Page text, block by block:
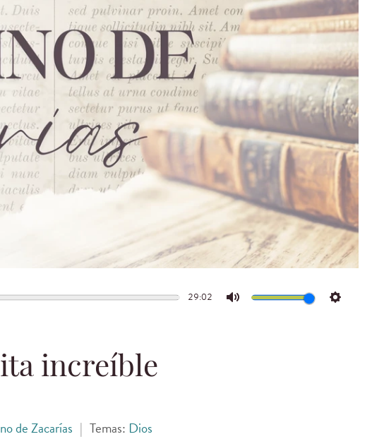
29:02
Mute Settings
increíble
de Zacarías | Temas: Dios